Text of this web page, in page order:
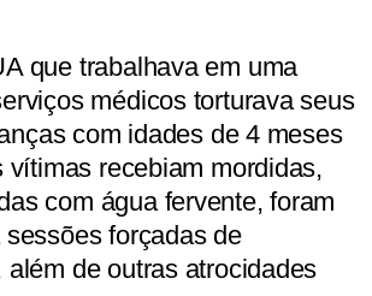
que trabalhava em uma
médicos torturava seus
com idades de 4 meses
vítimas recebiam mordidas,
com água fervente, foram
forçadas de
além de outras atrocidades